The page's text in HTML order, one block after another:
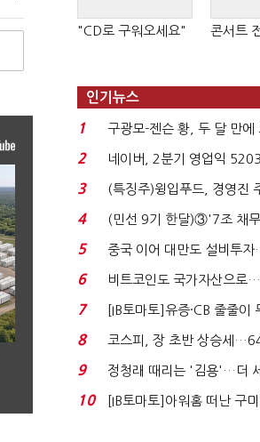
"CD로 구워오세요" 콘서트
인기뉴스
1
구광모-젠슨 황, 두 달 만
로봇·AI 등 논...
2
네이버, 2분기 영업익
비 0.2% 감소...
3
(특징주)윙입푸드, 경영진
지에 상한가...
4
(민선 9기 한달)③'7조 채
격…추미애, 20년...
5
중국 이어 대만도 설비투자
국전쟁’
6
비트코인도 국가자산으로
처분' 기준은 ...
7
[IB토마토]유증·CB 줄줄
닥 벌점 급증에 ...
8
코스피, 장 초반 상승세
시도
9
정청래 때리는 '김용'…더
최측근' 입...
10
[IB토마토]아워홈 떠난 구